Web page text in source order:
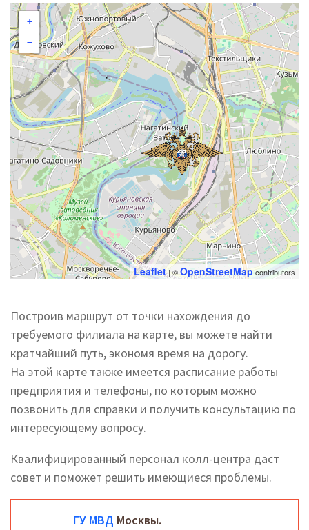
+
−
Leaflet| ©OpenStreetMapcontributors
Построив маршрут от точки нахождения до
требуемого филиала на карте, вы можете найти
кратчайший путь, экономя время на дорогу.
На этой карте также имеется расписание работы
предприятия и телефоны, по которым можно
позвонить для справки и получить консультацию по
интересующему вопросу.
Квалифицированный персонал колл-центра даст
совет и поможет решить имеющиеся проблемы.
ГУ МВД Москвы.